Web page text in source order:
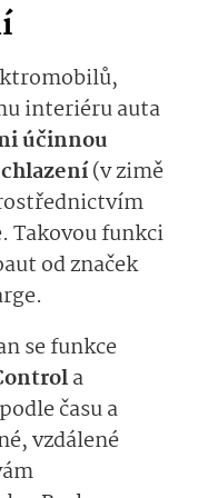
interiéru auta
účinnou
(v zimě
Takovou funkci
od značek
se funkce
a
času a
vzdálené